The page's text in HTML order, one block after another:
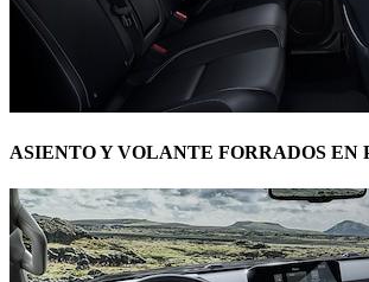
ASIENTO Y VOLANTE FORRADOS EN